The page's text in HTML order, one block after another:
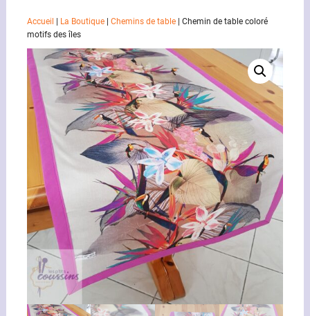
Accueil La Boutique| Chemins de table| Chemin de table coloré
motifs des îles